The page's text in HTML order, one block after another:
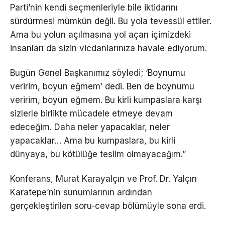
Parti’nin kendi seçmenleriyle bile iktidarını
sürdürmesi mümkün değil. Bu yola tevessül ettiler.
Ama bu yolun açılmasına yol açan içimizdeki
insanları da sizin vicdanlarınıza havale ediyorum.
Bugün Genel Başkanımız söyledi; ‘Boynumu
veririm, boyun eğmem’ dedi. Ben de boynumu
veririm, boyun eğmem. Bu kirli kumpaslara karşı
sizlerle birlikte mücadele etmeye devam
edeceğim. Daha neler yapacaklar, neler
yapacaklar… Ama bu kumpaslara, bu kirli
dünyaya, bu kötülüğe teslim olmayacağım.”
Konferans, Murat Karayalçın ve Prof. Dr. Yalçın
Karatepe’nin sunumlarının ardından
gerçekleştirilen soru-cevap bölümüyle sona erdi.